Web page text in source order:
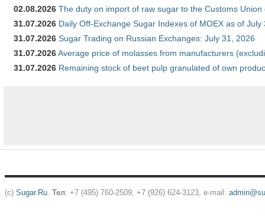
02.08.2026 The duty on import of raw sugar to the Customs
31.07.2026 Daily Off-Exchange Sugar Indexes of MOEX as of July
31.07.2026 Sugar Trading on Russian Exchanges: July 31, 2026
31.07.2026Average price of molasses from manufacturers
31.07.2026 Remaining stock of beet pulp granulated of own
(c) Sugar.Ru. Тел: +7 (495) 760-2509, +7 (926) 624-3123, e-mail: